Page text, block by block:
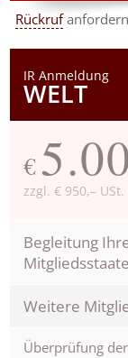
Rückrufanfordern
IR Anmeldung
WELT
€
zzgl. € 950,–
Begleitung
Weitere
Überprüfung